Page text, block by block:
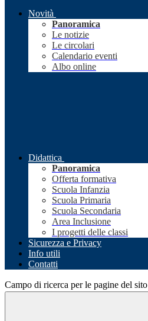
Novità
Panoramica
Le notizie
Le circolari
Calendario eventi
Albo online
Didattica
Panoramica
Offerta formativa
Scuola Infanzia
Scuola Primaria
Scuola Secondaria
Area Inclusione
I progetti delle classi
Sicurezza e Privacy
Info utili
Contatti
Campo di ricerca per le pagine del sito